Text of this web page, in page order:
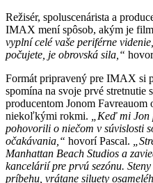
Režisér, spoluscenárista a
IMAX mení spôsob, akým je
vyplní celé vaše periférne
počujete, je obrovská sila,“
Formát pripravený pre IMAX si
spomína na svoje prvé stretnutie
producentom Jonom
niekoľkými rokmi.
„Keď mi
pohovorili o niečom v súvislosti
očakávania,“ hovorí Pascal.
Manhattan Beach Studios a
kancelárií pre prvú sezónu.
príbehu, vrátane siluety